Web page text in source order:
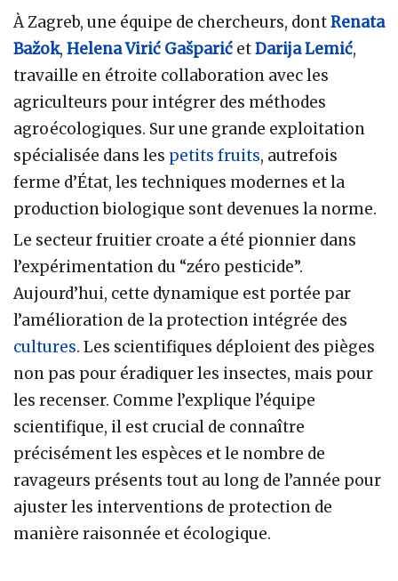
À Zagreb, une équipe de chercheurs, dontRenata
Bažok, Helena Virić Gašparić etDarija Lemić,
travaille en étroite collaboration avec les
agriculteurs pour intégrer des méthodes
agroécologiques. Sur une grande exploitation
spécialisée dans les petits fruits, autrefois
ferme d’État, les techniques modernes et la
production biologique sont devenues la norme.
Le secteur fruitier croate a été pionnier dans
l’expérimentation du “zéro pesticide”.
Aujourd’hui, cette dynamique est portée par
l’amélioration de la protection intégrée des
cultures. Les scientifiques déploient des pièges
non pas pour éradiquer les insectes, mais pour
les recenser. Comme l’explique l’équipe
scientifique, il est crucial de connaître
précisément les espèces et le nombre de
ravageurs présents tout au long de l’année pour
ajuster les interventions de protection de
manière raisonnée et écologique.